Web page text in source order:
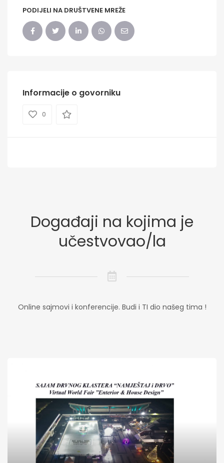
PODIJELI NA DRUŠTVENE MREŽE
Informacije o govorniku
0
Događaji na kojima je
učestvovao/la
Online sajmovi i konferencije. Budi i TI dio našeg tima !